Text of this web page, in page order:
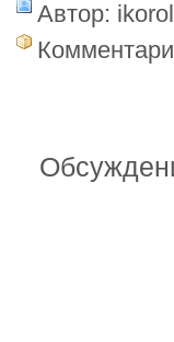
Автор: